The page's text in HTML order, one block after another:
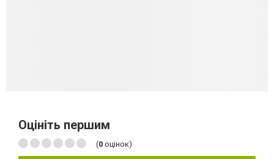
Оцініть першим
(0 оцінок)